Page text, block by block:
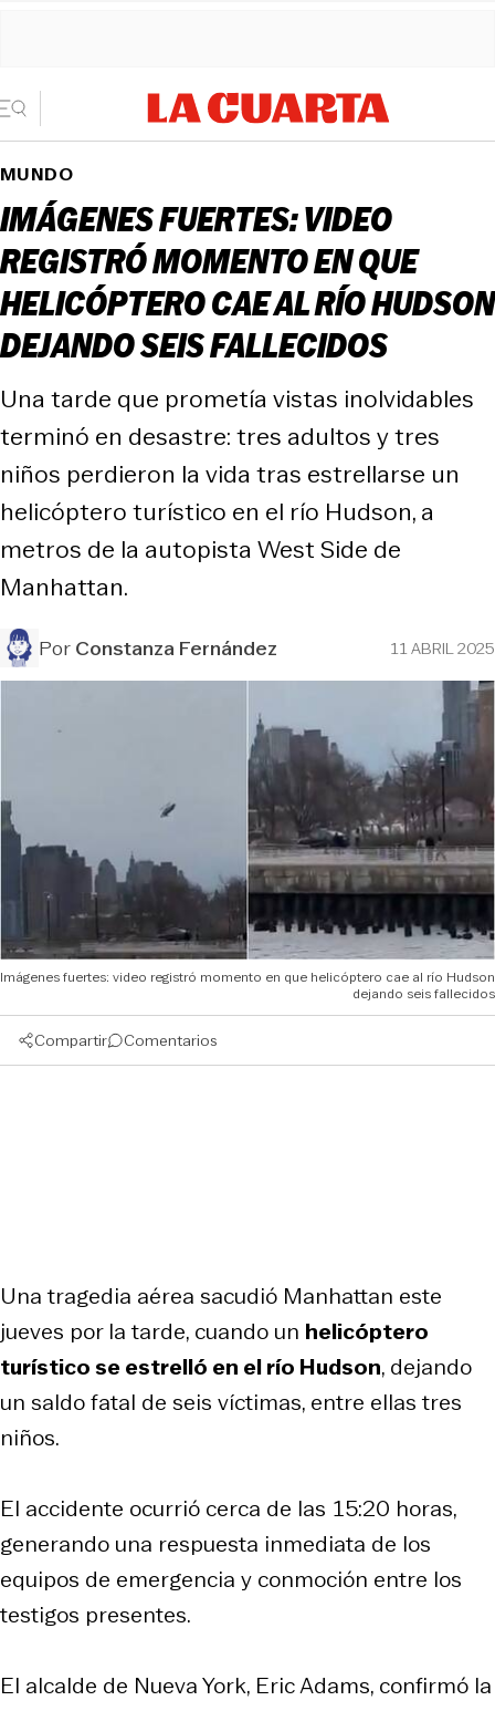
MUNDO
IMÁGENES FUERTES: VIDEO
REGISTRÓ MOMENTO EN QUE
HELICÓPTERO CAE AL RÍO HUDSON
DEJANDO SEIS FALLECIDOS
Una tarde que prometía vistas inolvidables
terminó en desastre: tres adultos y tres
niños perdieron la vida tras estrellarse un
helicóptero turístico en el río Hudson, a
metros de la autopista West Side de
Manhattan.
PorConstanza Fernández 11 ABRIL 2025
Imágenes fuertes: video registró momento en que helicóptero cae al río Hudson
dejando seis fallecidos
Compartir Comentarios
Una tragedia aérea sacudió Manhattan este
jueves por la tarde, cuando un helicóptero
turístico se estrelló en el río Hudson, dejando
un saldo fatal de seis víctimas, entre ellas tres
niños.
El accidente ocurrió cerca de las 15:20 horas,
generando una respuesta inmediata de los
equipos de emergencia y conmoción entre los
testigos presentes.
El alcalde de Nueva York, Eric Adams, confirmó la